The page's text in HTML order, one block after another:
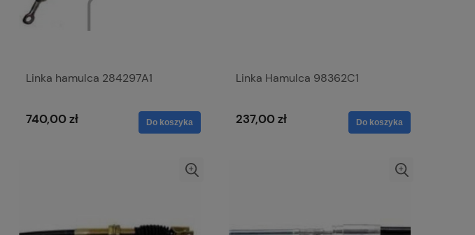
Linka hamulca 284297A1
740,00 zł Do koszyka
Linka Hamulca 98362C1
237,00 zł Do koszyka